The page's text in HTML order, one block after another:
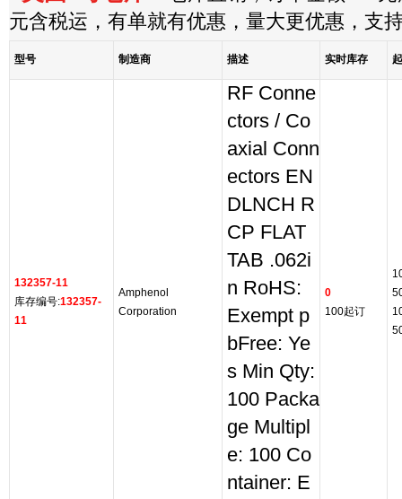
元含税运，有单就有优惠，量大更优惠，支
型号 制造商 描述 实时库存
132357-11
库存编号:132357-
11
Amphenol
Corporation
RF Conne
ctors / Co
axial Conn
ectors EN
DLNCH R
CP FLAT
TAB .062i
n RoHS:
Exempt p
bFree: Ye
s Min Qty:
100 Packa
ge Multipl
e: 100 Co
ntainer: E
0
100起订